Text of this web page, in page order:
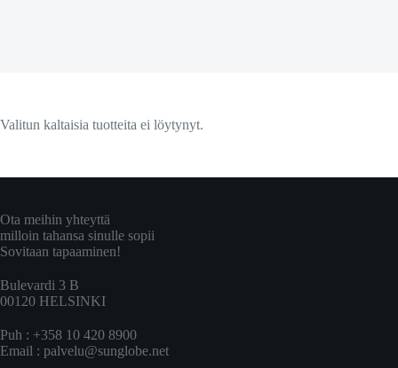
Valitun kaltaisia tuotteita ei löytynyt.
Ota meihin yhteyttä
milloin tahansa sinulle sopii
Sovitaan tapaaminen!
Bulevardi 3 B
00120 HELSINKI
Puh : +358 10 420 8900
Email : palvelu@sunglobe.net